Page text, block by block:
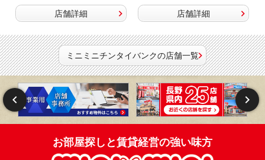
店舗詳細
店舗詳細
ミニミニチンタイバンクの店舗一覧
お部屋探しと賃貸経営の強い味方